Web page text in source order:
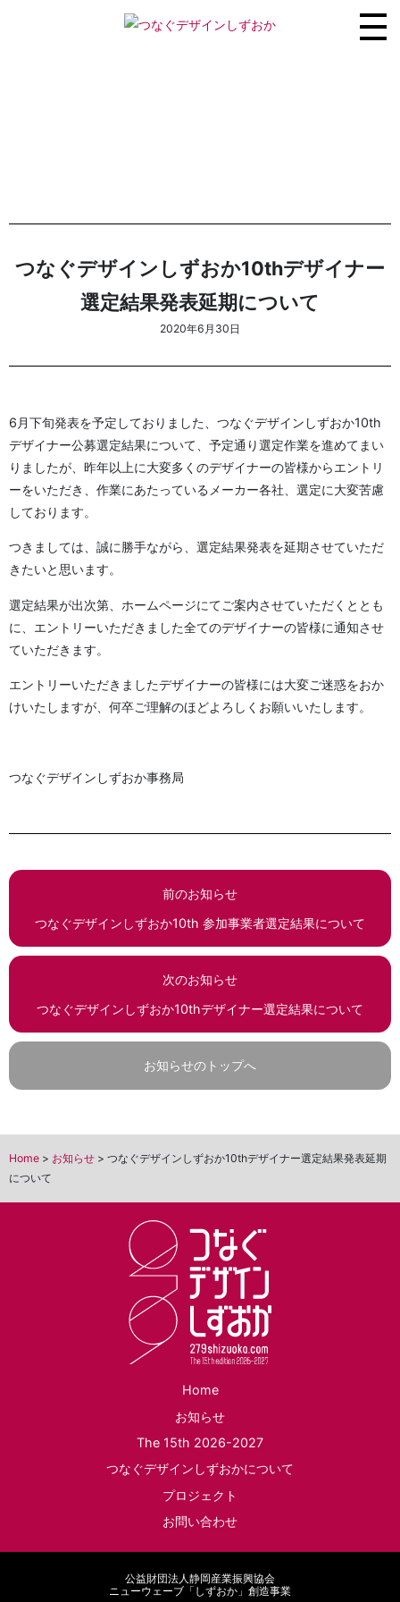
つなぐデザインしずおか10thデザイナー
選定結果発表延期について
2020年6月30日
6月下旬発表を予定しておりました、つなぐデザインしずおか10th
デザイナー公募選定結果について、予定通り選定作業を進めてまい
りましたが、昨年以上に大変多くのデザイナーの皆様からエントリ
ーをいただき、作業にあたっているメーカー各社、選定に大変苦慮
しております。
つきましては、誠に勝手ながら、選定結果発表を延期させていただ
きたいと思います。
選定結果が出次第、ホームページにてご案内させていただくととも
に、エントリーいただきました全てのデザイナーの皆様に通知させ
ていただきます。
エントリーいただきましたデザイナーの皆様には大変ご迷惑をおか
けいたしますが、何卒ご理解のほどよろしくお願いいたします。
つなぐデザインしずおか事務局
前のお知らせ
つなぐデザインしずおか10th 参加事業者選定結果について
次のお知らせ
つなぐデザインしずおか10thデザイナー選定結果について
お知らせのトップへ
Home > お知らせ > つなぐデザインしずおか10thデザイナー選定結果発表延期
について
Home
お知らせ
The 15th 2026-2027
つなぐデザインしずおかについて
プロジェクト
お問い合わせ
公益財団法人静岡産業振興協会
ニューウェーブ「しずおか」創造事業